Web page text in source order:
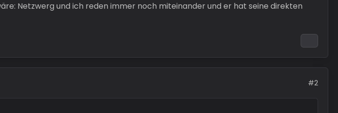
Netzwerg und ich reden immer noch miteinander und er hat seine direkten
#2